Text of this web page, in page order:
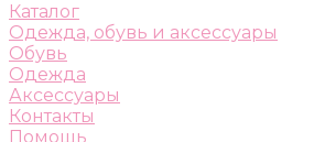
Каталог
Одежда, обувь и аксессуары
Обувь
Одежда
Аксессуары
Контакты
Помощь